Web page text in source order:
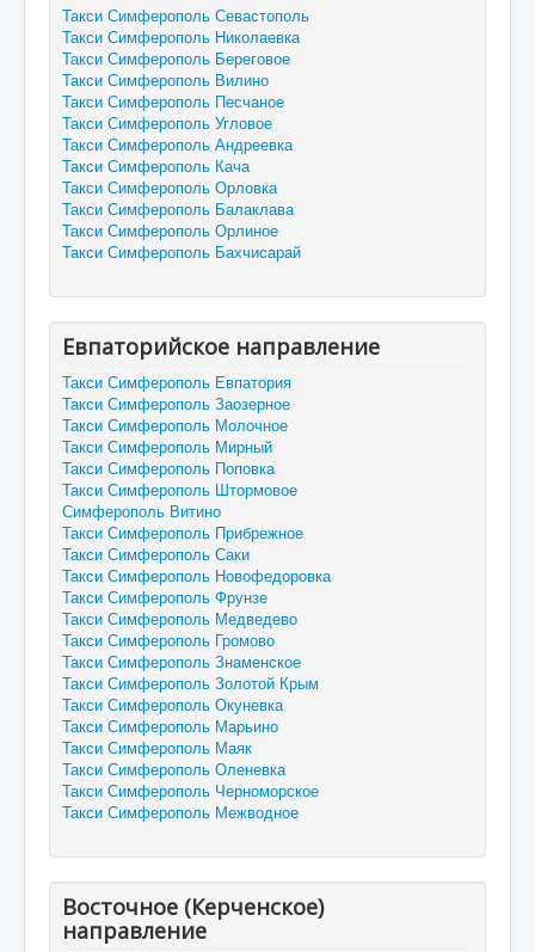
Такси Симферополь Севастополь
Такси Симферополь Николаевка
Такси Симферополь Береговое
Такси Симферополь Вилино
Такси Симферополь Песчаное
Такси Симферополь Угловое
Такси Симферополь Андреевка
Такси Симферополь Кача
Такси Симферополь Орловка
Такси Симферополь Балаклава
Такси Симферополь Орлиное
Такси Симферополь Бахчисарай
Евпаторийское направление
Такси Симферополь Евпатория
Такси Симферополь Заозерное
Такси Симферополь Молочное
Такси Симферополь Мирный
Такси Симферополь Поповка
Такси Симферополь Штормовое
Симферополь Витино
Такси Симферополь Прибрежное
Такси Симферополь Саки
Такси Симферополь Новофедоровка
Такси Симферополь Фрунзе
Такси Симферополь Медведево
Такси Симферополь Громово
Такси Симферополь Знаменское
Такси Симферополь Золотой Крым
Такси Симферополь Окуневка
Такси Симферополь Марьино
Такси Симферополь Маяк
Такси Симферополь Оленевка
Такси Симферополь Черноморское
Такси Симферополь Межводное
Восточное (Керченское)
направление